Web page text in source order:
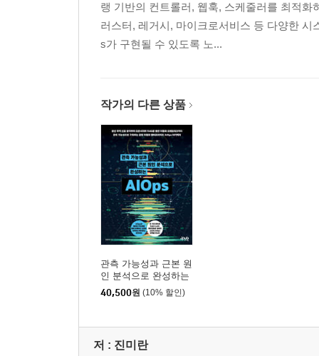
랭 기반의 컨트롤러, 웹훅, 스케줄러를 최적
러스터, 레거시, 마이크로서비스 등 다양한
s가 구현될 수 있도록 노...
작가의 다른 상품
관측 가능성과 근본 원
인 분석으로 완성하는
AIOps
40,500원 (10% 할인)
저 : 진미란